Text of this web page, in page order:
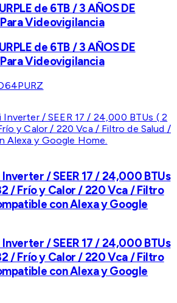
de 6TB / 3 AÑOS DE
Videovigilancia
de 6TB / 3 AÑOS DE
Videovigilancia
/ SEER 17 / 24,000 BTUs
/ Frío y Calor / 220 Vca / Filtro
con Alexa y Google
/ SEER 17 / 24,000 BTUs
/ Frío y Calor / 220 Vca / Filtro
con Alexa y Google